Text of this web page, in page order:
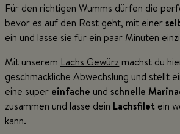
Für den richtigen Wumms dürfen die
bevor es auf den Rost geht, mit einer
ein und lasse sie für ein paar Minuten
Mit unserem Lachs Gewürz machst du
geschmackliche Abwechslung und stellt
eine super einfache undschnelle
zusammen und lasse dein Lachsfilet ein
kann.